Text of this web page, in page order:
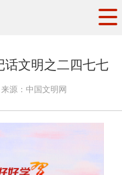
地方交流
文明创建
文明矩阵
话文明之二四七七
来源： 中国文明网